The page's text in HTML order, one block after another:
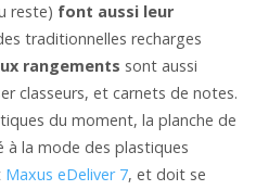
reste) font aussi leur
traditionnelles recharges
rangements sont aussi
classeurs, et carnets de notes.
du moment, la planche de
à la mode des plastiques
Maxus eDeliver 7, et doit se